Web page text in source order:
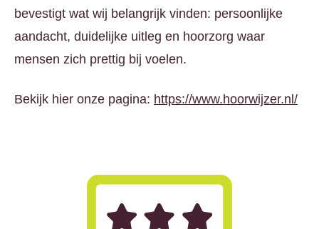
bevestigt wat wij belangrijk vinden: persoonlijke
aandacht, duidelijke uitleg en hoorzorg waar
mensen zich prettig bij voelen.
Bekijk hier onze pagina: https://www.hoorwijzer.nl/